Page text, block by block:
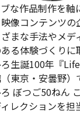
な作品制作を
像コンテンツの
まな手法やメデ
る体験づくりに
ろ生誕100年『
東京・安曇野）
ぼつご50ねん
レクションを担